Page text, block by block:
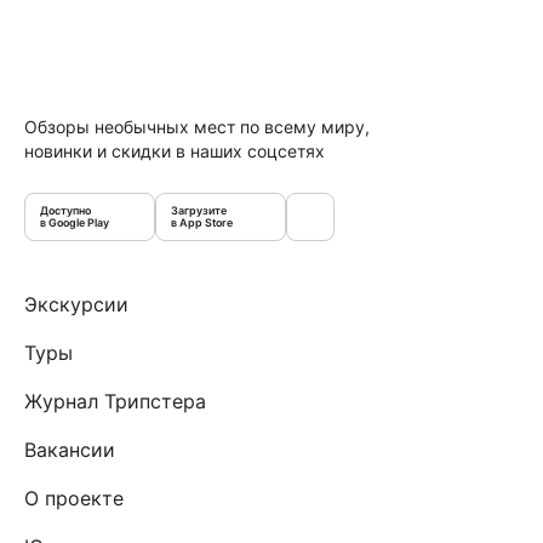
Обзоры необычных мест по всему миру,
новинки и скидки в наших соцсетях
Доступно
в Google Play
Загрузите
в App Store
Экскурсии
Туры
Журнал Трипстера
Вакансии
О проекте